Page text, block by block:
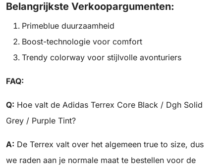
Belangrijkste Verkoopargumenten:
Primeblue duurzaamheid
Boost-technologie voor comfort
Trendy colorway voor stijlvolle avonturiers
FAQ:
Q: Hoe valt de Adidas Terrex Core Black / Dgh Solid
Grey / Purple Tint?
A: De Terrex valt over het algemeen true to size, dus
we raden aan je normale maat te bestellen voor de